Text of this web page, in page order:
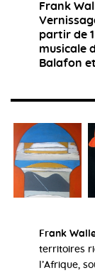
Frank
partir de
musicale
Balafon
Frank
territoires
l’Afrique,